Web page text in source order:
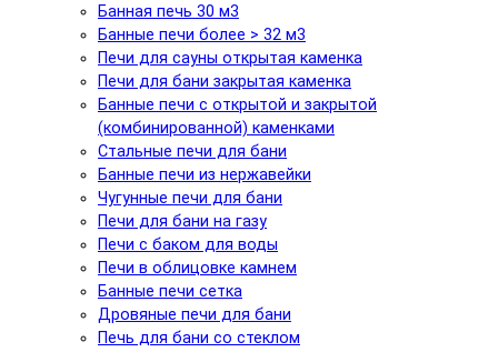
Банная печь 30 м3
Банные печи более > 32 м3
Печи для сауны открытая каменка
Печи для бани закрытая каменка
Банные печи с открытой и закрытой
(комбинированной) каменками
Стальные печи для бани
Банные печи из нержавейки
Чугунные печи для бани
Печи для бани на газу
Печи с баком для воды
Печи в облицовке камнем
Банные печи сетка
Дровяные печи для бани
Печь для бани со стеклом